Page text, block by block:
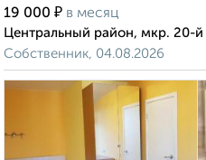
19 000 ₽ в месяц
Центральный район, мкр. 20-
Собственник, 04.08.2026